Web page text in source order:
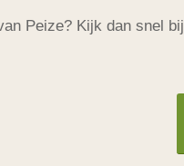
Peize? Kijk dan snel bij